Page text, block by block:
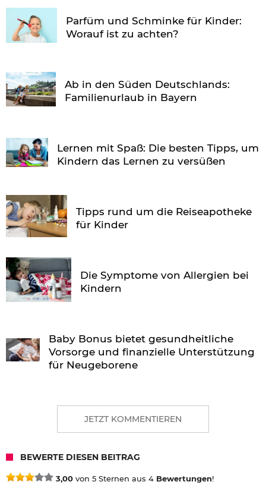
Parfüm und Schminke für Kinder:
Worauf ist zu achten?
Ab in den Süden Deutschlands:
Familienurlaub in Bayern
Lernen mit Spaß: Die besten Tipps, um
Kindern das Lernen zu versüßen
Tipps rund um die Reiseapotheke
für Kinder
Die Symptome von Allergien bei
Kindern
Baby Bonus bietet gesundheitliche
Vorsorge und finanzielle Unterstützung
für Neugeborene
JETZT KOMMENTIEREN
BEWERTE DIESEN BEITRAG
3,00 von 5 Sternen aus 4 Bewertungen!